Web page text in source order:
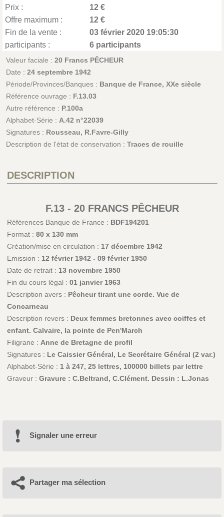
Prix :
12 €
Offre maximum :
12 €
Fin de la vente :
03 février 2020 19:05:30
participants :
6 participants
Valeur faciale : 20 Francs PÊCHEUR
Date : 24 septembre 1942
Période/Provinces/Banques : Banque de France, XXe siècle
Référence ouvrage : F.13.03
Autre référence : P.100a
Alphabet-Série : A.42 n°22039
Signatures : Rousseau, R.Favre-Gilly
Description de l'état de conservation : Traces de rouille
DESCRIPTION
F.13 - 20 FRANCS PÊCHEUR
Références Banque de France : BDF194201
Format : 80 x 130 mm
Création/mise en circulation : 17 décembre 1942
Emission : 12 février 1942 - 09 février 1950
Date de retrait : 13 novembre 1950
Fin du cours légal : 01 janvier 1963
Description avers : Pêcheur tirant une corde. Vue de
Concarneau
Description revers : Deux femmes bretonnes avec coiffes et
enfant. Calvaire, la pointe de Pen'March
Filigrane : Anne de Bretagne de profil
Signatures : Le Caissier Général, Le Secrétaire Général (2 var.)
Alphabet-Série : 1 à 247, 25 lettres, 100000 billets par lettre
Graveur : Gravure : C.Beltrand, C.Clément. Dessin : L.Jonas
Signaler une erreur
Partager ma sélection